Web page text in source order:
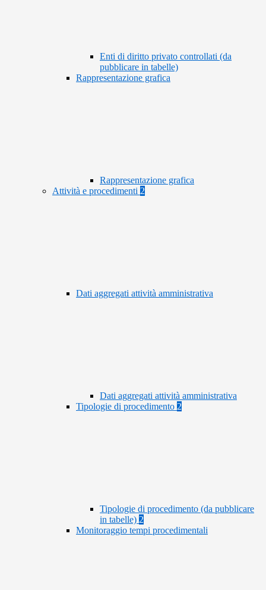
Enti di diritto privato controllati (da
pubblicare in tabelle)
Rappresentazione grafica
Rappresentazione grafica
Attività e procedimenti 2
Dati aggregati attività amministrativa
Dati aggregati attività amministrativa
Tipologie di procedimento 2
Tipologie di procedimento (da pubblicare
in tabelle) 2
Monitoraggio tempi procedimentali